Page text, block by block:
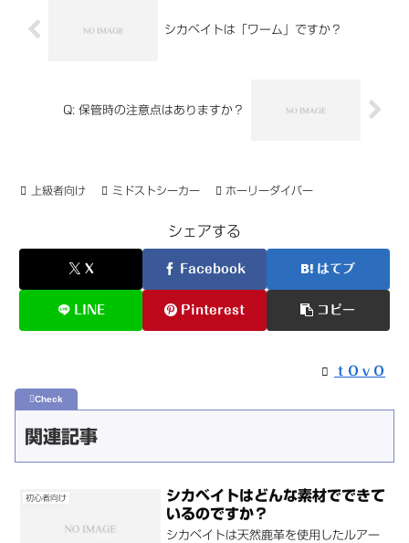
シカベイトは「ワーム」ですか？
Q: 保管時の注意点はありますか？
上級者向け ミドストシーカー ホーリーダイバー
シェアする
X Facebook はてブ
LINE Pinterest コピー
ｔＯｖＯ
関連記事
初心者向け
シカベイトはどんな素材でできて
いるのですか？
シカベイトは天然鹿革を使用したルアー